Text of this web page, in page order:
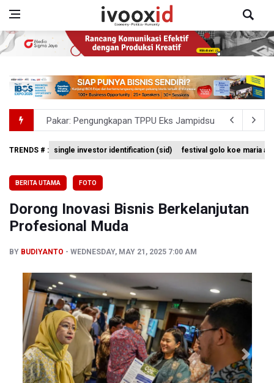
Pakar: Pengungkapan TPPU Eks Jampidsus Febrie
Tim 9 Kejagung Periksa Febrie Adransayah sebagai
SEA V Cup 2026: Timnas Voli Putri Indonesia Kalah 0-3
Xabi Alonso Sebut Dukungan Penggemar Chelsea
TRENDS # : single investor identification (sid) festival golo koe maria
BERITA UTAMA FOTO
Dorong Inovasi Bisnis Berkelanjutan
Profesional Muda
BY BUDIYANTO WEDNESDAY, MAY 21, 2025 7:00 AM
Previous Next